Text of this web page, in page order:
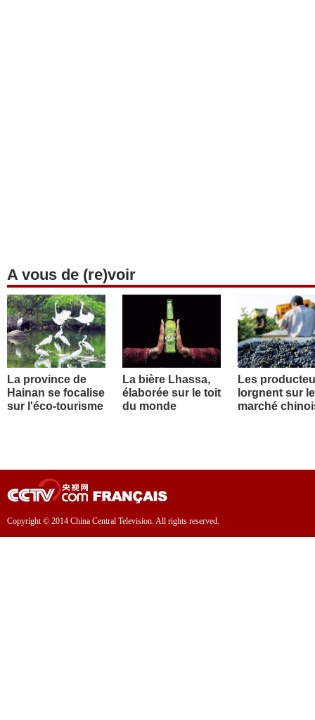
A vous de (re)voir
La province de
Hainan se focalise
sur l'éco-tourisme
La bière Lhassa,
élaborée sur le toit
du monde
Les
lorgnent sur le
marché
Copyright © 2014 China Central Television. All rights reserved.